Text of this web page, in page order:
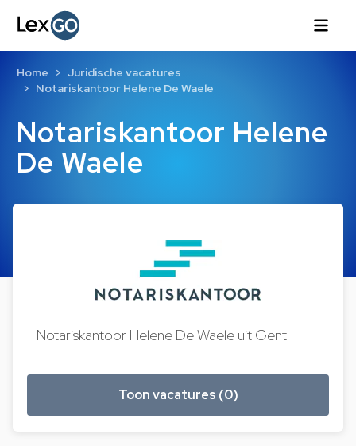
Notariskantoor Helene
De Waele
Home
Juridische vacatures
Notariskantoor Helene De Waele
Notariskantoor Helene De Waele uit Gent
Toon vacatures (0)